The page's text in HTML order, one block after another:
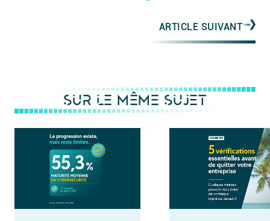
ARTICLE SUIVANT
SUR LE MÊME SUJET